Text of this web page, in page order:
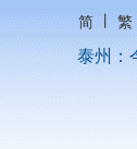
简 繁